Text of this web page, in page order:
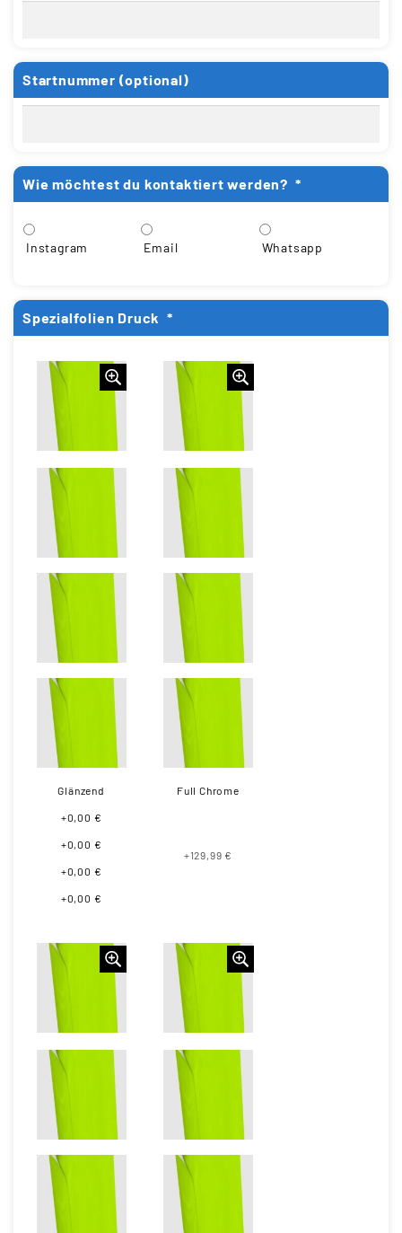
Startnummer (optional)
Wie möchtest du kontaktiert werden? *
Instagram Email Whatsapp
Spezialfolien Druck *
Glänzend
+0,00 €
+0,00 €
+0,00 €
+0,00 €
Full Chrome
+129,99 €